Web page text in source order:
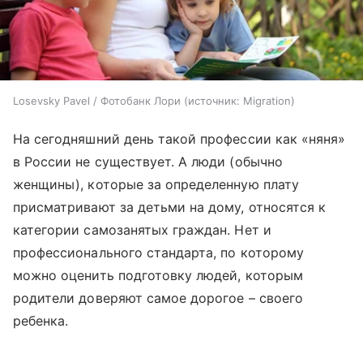
Losevsky Pavel / Фотобанк Лори источник: Migration
На сегодняшний день такой профессии как «няня»
в России не существует. А люди (обычно
женщины), которые за определенную плату
присматривают за детьми на дому, относятся к
категории самозанятых граждан. Нет и
профессионального стандарта, по которому
можно оценить подготовку людей, которым
родители доверяют самое дорогое – своего
ребенка.